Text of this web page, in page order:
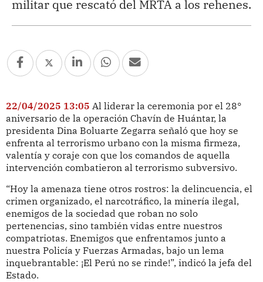
militar que rescató del MRTA a los rehenes.
22/04/2025 13:05 Al liderar la ceremonia por el 28°
aniversario de la operación Chavín de Huántar, la
presidenta Dina Boluarte Zegarra señaló que hoy se
enfrenta al terrorismo urbano con la misma firmeza,
valentía y coraje con que los comandos de aquella
intervención combatieron al terrorismo subversivo.
“Hoy la amenaza tiene otros rostros: la delincuencia, el
crimen organizado, el narcotráfico, la minería ilegal,
enemigos de la sociedad que roban no solo
pertenencias, sino también vidas entre nuestros
compatriotas. Enemigos que enfrentamos junto a
nuestra Policía y Fuerzas Armadas, bajo un lema
inquebrantable: ¡El Perú no se rinde!”, indicó la jefa del
Estado.